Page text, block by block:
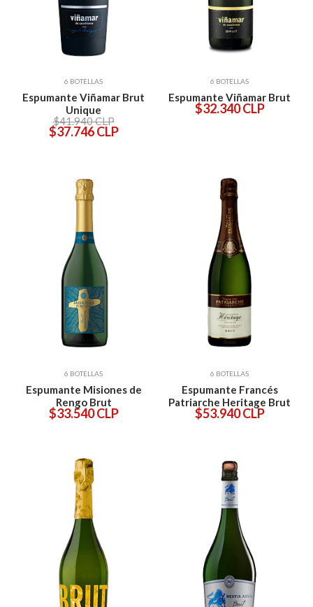
6 BOTELLAS
Espumante Viñamar Brut
Unique
$41.940 CLP
$37.746 CLP
6 BOTELLAS
Espumante Viñamar Brut
$32.340 CLP
6 BOTELLAS
Espumante Misiones de
Rengo Brut
$33.540 CLP
6 BOTELLAS
Espumante Francés
Patriarche Heritage Brut
$53.940 CLP